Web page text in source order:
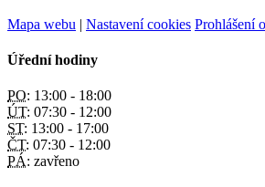
Mapa webu | Nastavení cookies Prohlášení
Úřední hodiny
PO: 13:00 - 18:00
ÚT: 07:30 - 12:00
ST: 13:00 - 17:00
ČT: 07:30 - 12:00
PÁ: zavřeno